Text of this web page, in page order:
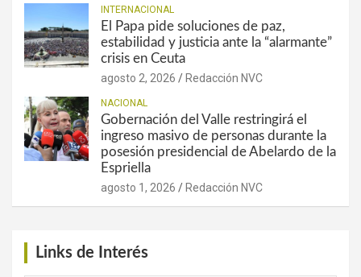
INTERNACIONAL
El Papa pide soluciones de paz,
estabilidad y justicia ante la “alarmante”
crisis en Ceuta
agosto 2, 2026 Redacción NVC
NACIONAL
Gobernación del Valle restringirá el
ingreso masivo de personas durante la
posesión presidencial de Abelardo de la
Espriella
agosto 1, 2026 Redacción NVC
Links de Interés